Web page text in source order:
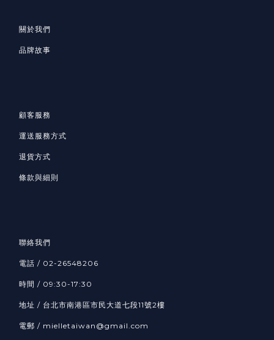
關於我們
品牌故事
顧客服務
運送服務方式
退貨方式
條款與細則
聯絡我們
電話 / 02-26548206
時間 / 09:30-17:30
地址 / 台北市南港區市民大道七段11號2樓
電郵 / mielletaiwan@gmail.com